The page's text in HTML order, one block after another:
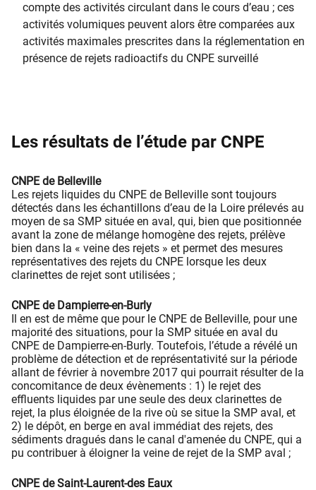
compte des activités circulant dans le cours d’eau ; ces
activités volumiques peuvent alors être comparées aux
activités maximales prescrites dans la réglementation en
présence de rejets radioactifs du CNPE surveillé
Les résultats de l’étude par CNPE
CNPE de Belleville
Les rejets liquides du CNPE de Belleville sont toujours
détectés dans les échantillons d’eau de la Loire prélevés au
moyen de sa SMP située en aval, qui, bien que positionnée
avant la zone de mélange homogène des rejets, prélève
bien dans la « veine des rejets » et permet des mesures
représentatives des rejets du CNPE lorsque les deux
clarinettes de rejet sont utilisées ;
CNPE de Dampierre-en-Burly
Il en est de même que pour le CNPE de Belleville, pour une
majorité des situations, pour la SMP située en aval du
CNPE de Dampierre-en-Burly. Toutefois, l’étude a révélé un
problème de détection et de représentativité sur la période
allant de février à novembre 2017 qui pourrait résulter de la
concomitance de deux évènements : 1) le rejet des
effluents liquides par une seule des deux clarinettes de
rejet, la plus éloignée de la rive où se situe la SMP aval, et
2) le dépôt, en berge en aval immédiat des rejets, des
sédiments dragués dans le canal d'amenée du CNPE, qui a
pu contribuer à éloigner la veine de rejet de la SMP aval ;
CNPE de Saint-Laurent-des Eaux